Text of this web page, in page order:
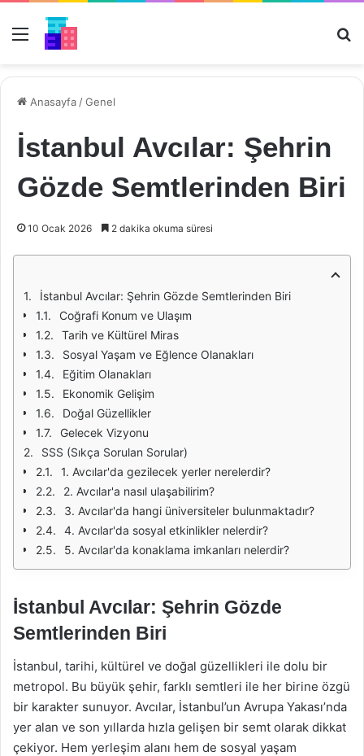
Menü
Anasayfa /Genel
İstanbul Avcılar: Şehrin
Gözde Semtlerinden Biri
10 Ocak 2026 2 dakika okuma süresi
İstanbul Avcılar: Şehrin Gözde Semtlerinden Biri
Coğrafi Konum ve Ulaşım
Tarih ve Kültürel Miras
Sosyal Yaşam ve Eğlence Olanakları
Eğitim Olanakları
Ekonomik Gelişim
Doğal Güzellikler
Gelecek Vizyonu
SSS (Sıkça Sorulan Sorular)
1. Avcılar'da gezilecek yerler nerelerdir?
2. Avcılar'a nasıl ulaşabilirim?
3. Avcılar'da hangi üniversiteler bulunmaktadır?
4. Avcılar'da sosyal etkinlikler nelerdir?
5. Avcılar'da konaklama imkanları nelerdir?
İstanbul Avcılar: Şehrin Gözde
Semtlerinden Biri
İstanbul, tarihi, kültürel ve doğal güzellikleri ile dolu bir
metropol. Bu büyük şehir, farklı semtleri ile her birine özgü
bir karakter sunuyor. Avcılar, İstanbul’un Avrupa Yakası’nda
yer alan ve son yıllarda hızla gelişen bir semt olarak dikkat
çekiyor. Hem yerleşim alanı hem de sosyal yaşam